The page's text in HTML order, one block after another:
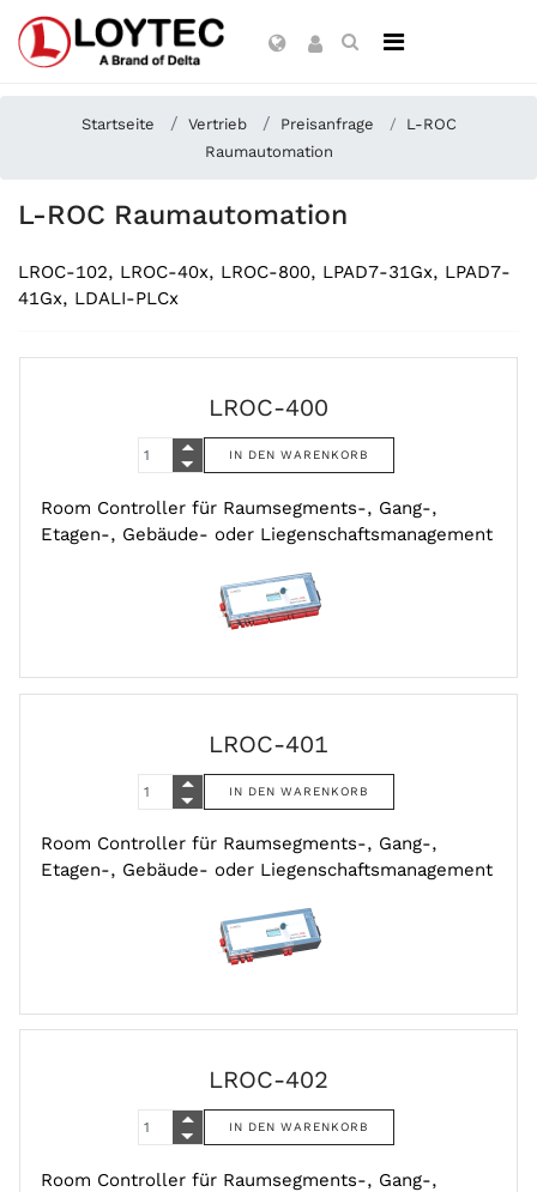
Startseite Vertrieb Preisanfrage
L-ROC
Raumautomation
L-ROC Raumautomation
LROC-102, LROC-40x, LROC-800, LPAD7-31Gx, LPAD7-
41Gx, LDALI-PLCx
LROC-400
Room Controller für Raumsegments-, Gang-,
Etagen-, Gebäude- oder Liegenschaftsmanagement
LROC-401
Room Controller für Raumsegments-, Gang-,
Etagen-, Gebäude- oder Liegenschaftsmanagement
LROC-402
Room Controller für Raumsegments-, Gang-,